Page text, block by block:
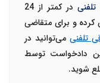
در کمتر از 24
کرده و برای متقاضی
تلفنی می‌توانید در
دادخواست توسط
شوید.